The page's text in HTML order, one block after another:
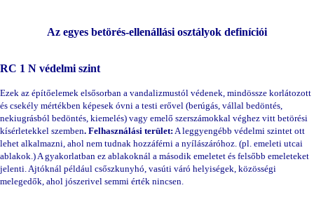
Az egyes betörés-ellenállási osztályok definíciói
RC 1 N védelmi szint
Ezek az építőelemek elsősorban a vandalizmustól védenek, mindössze korlátozott
és csekély mértékben képesek óvni a testi erővel (berúgás, vállal bedöntés,
nekiugrásból bedöntés, kiemelés) vagy emelő szerszámokkal véghez vitt betörési
kísérletekkel szemben. Felhasználási terület: A leggyengébb védelmi szintet ott
lehet alkalmazni, ahol nem tudnak hozzáférni a nyílászáróhoz. (pl. emeleti utcai
ablakok.) A gyakorlatban ez ablakoknál a második emeletet és felsőbb emeleteket
jelenti. Ajtóknál például csőszkunyhó, vasúti váró helyiségek, közösségi
melegedők, ahol jószerivel semmi érték nincsen.